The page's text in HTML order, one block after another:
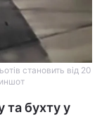
становить від 20
та бухту у